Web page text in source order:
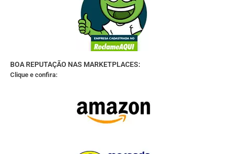
BOA REPUTAÇÃO NAS MARKETPLACES:
Clique e confira: